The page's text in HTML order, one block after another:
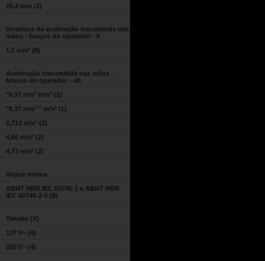
25,4 mm (2)
Incerteza da aceleração transmitida nas
mãos - braços do operador - k
1,5 m/s² (8)
Aceleração transmitida nas mãos -
braços do operador - ah
"6,37 m/s² m/s² (1)
"6,37 m/s² " m/s² (1)
2,713 m/s² (2)
4,66 m/s² (2)
4,73 m/s² (2)
Segue norma
ABNT NBR IEC 60745-1 e ABNT NBR
IEC 60745-2-5 (8)
Tensão (V)
127 V~ (4)
220 V~ (4)